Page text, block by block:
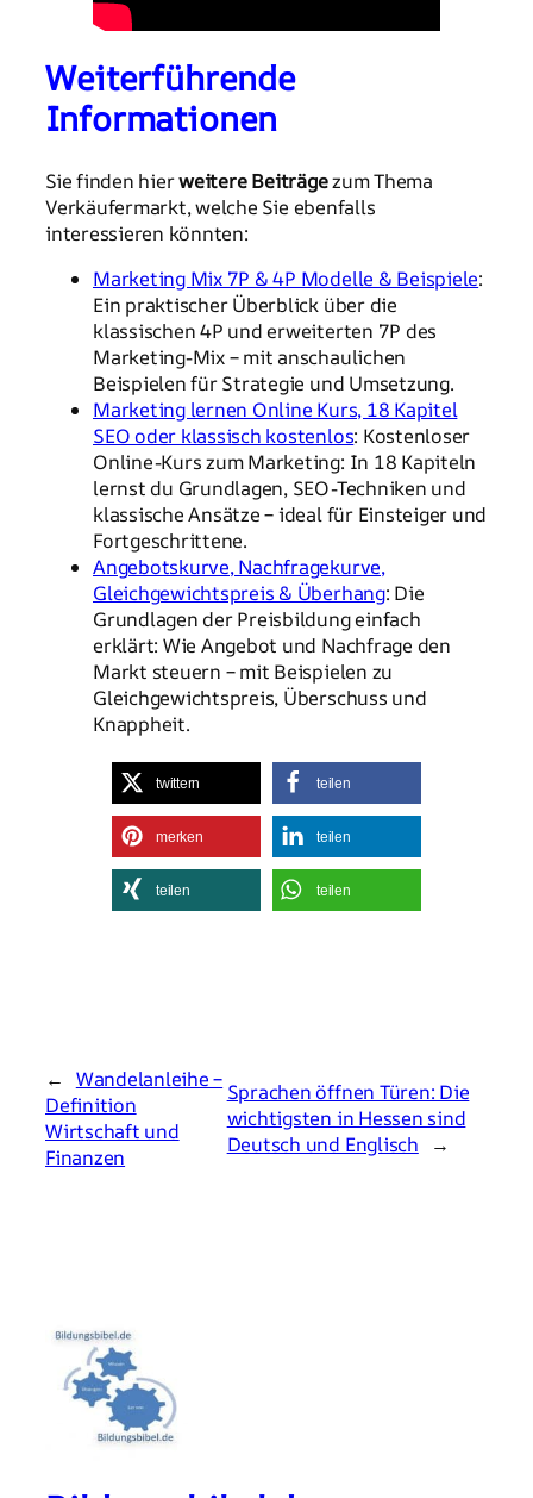
Weiterführende
Informationen
Sie finden hierweitere Beiträgezum Thema
Verkäufermarkt, welche Sie ebenfalls
interessieren könnten:
Marketing Mix 7P & 4P Modelle & Beispiele:
Ein praktischer Überblick über die
klassischen 4P und erweiterten 7P des
Marketing-Mix – mit anschaulichen
Beispielen für Strategie und Umsetzung.
Marketing lernen Online Kurs, 18 Kapitel
SEO oder klassisch kostenlos: Kostenloser
Online-Kurs zum Marketing: In 18 Kapiteln
lernst du Grundlagen, SEO-Techniken und
klassische Ansätze – ideal für Einsteiger und
Fortgeschrittene.
Angebotskurve, Nachfragekurve,
Gleichgewichtspreis & Überhang: Die
Grundlagen der Preisbildung einfach
erklärt: Wie Angebot und Nachfrage den
Markt steuern – mit Beispielen zu
Gleichgewichtspreis, Überschuss und
Knappheit.
twittern teilen
merken teilen
teilen teilen
← Wandelanleihe –
Definition
Wirtschaft und
Finanzen
Sprachen öffnen Türen: Die
wichtigsten in Hessen sind
Deutsch und Englisch
→